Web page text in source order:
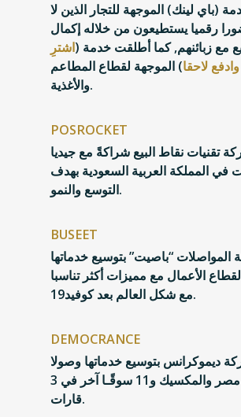
(باي لينك) الموجهة للتجار الذين لا
رقميا يستطيعون من خلاله إكمال
مع زبائنهم, كما أطلقت خدمة (اشترِ
لاحقا) الموجهة لقطاع المطاعم
والأغذية.
POSROCKET
تقنيات نقاط البيع شراكةً مع جيديا
في المملكة العربية السعودية بهدف
التوسع والنمو.
BUSEET
“باصيت” بتوسيع خدماتها
الأعمال مع مميزات أكثر تناسبا
مع شكل العالم بعد كوفيد19.
DEMOCRANCE
ديموكرانس بتوسيع خدماتها وصولا
لدولتي مصر والمكسيك و11 سوقًـا آخر في 3
قارات.